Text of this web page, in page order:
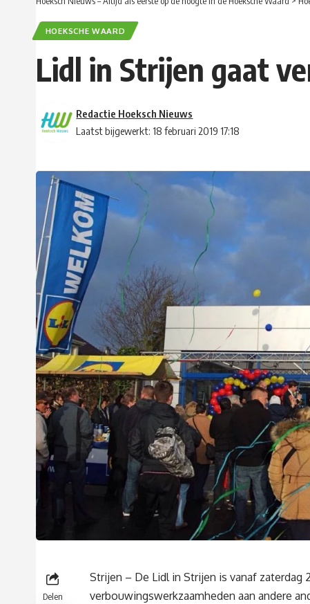
HOEKSCHE WAARD
Lidl in Strijen gaat
Laatst bijgewerkt: 18 februari 2019 17:18
Redactie Hoeksch Nieuws
Delen
Strijen – De Lidl in Strijen is vanaf zaterdag
verbouwingswerkzaamheden aan andere